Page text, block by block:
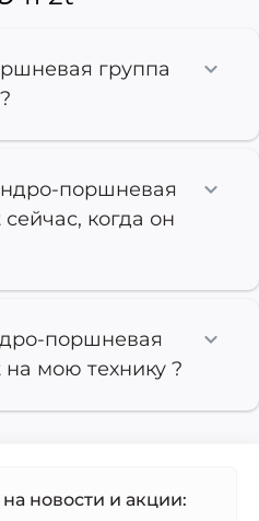
группа
поршневая
когда он
поршневая
мою технику ?
новости и акции: